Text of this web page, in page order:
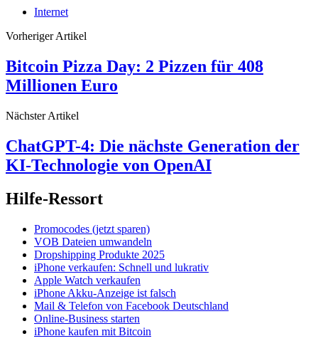
Internet
Vorheriger Artikel
Bitcoin Pizza Day: 2 Pizzen für 408
Millionen Euro
Nächster Artikel
ChatGPT-4: Die nächste Generation der
KI-Technologie von OpenAI
Hilfe-Ressort
Promocodes (jetzt sparen)
VOB Dateien umwandeln
Dropshipping Produkte 2025
iPhone verkaufen: Schnell und lukrativ
Apple Watch verkaufen
iPhone Akku-Anzeige ist falsch
Mail & Telefon von Facebook Deutschland
Online-Business starten
iPhone kaufen mit Bitcoin